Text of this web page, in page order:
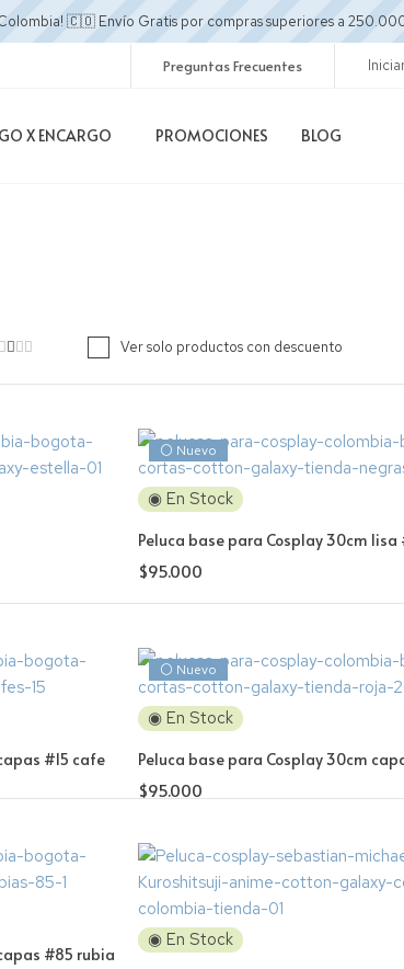
🇨🇴 Envío Gratis por compras superiores a
Preguntas Frecuentes
X ENCARGO PROMOCIONES BLOG
Ver solo productos con descuento
◉ En Stock
⚪ Nuevo
Peluca base para Cosplay 30cm lisa
$95.000
#15 cafe
◉ En Stock
⚪ Nuevo
Peluca base para Cosplay 30cm
$95.000
#85 rubia
◉ En Stock